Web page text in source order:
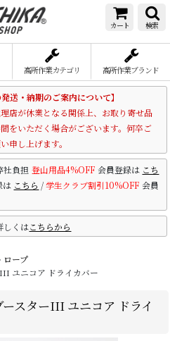
カート 検索
高所作業カテゴリ 高所作業ブランド
送・納期のご案内について】
店が休業となる関係上、お取り寄せ品
をいただく場合がございます。何卒ご
申し上げます。
社負担 登山用品4%OFF 会員登録は こち
は こちら /学生クラブ割引10%OFF 会員
しくはこちらから
ロープ
ユニコア ドライカバー
スターIII ユニコア ドライ